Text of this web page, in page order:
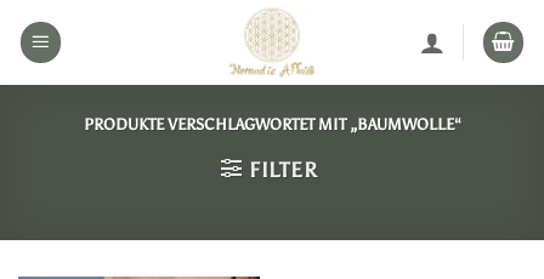
Inhalt
PRODUKTE VERSCHLAGWORTET MIT „BAUMWOLLE“
FILTER